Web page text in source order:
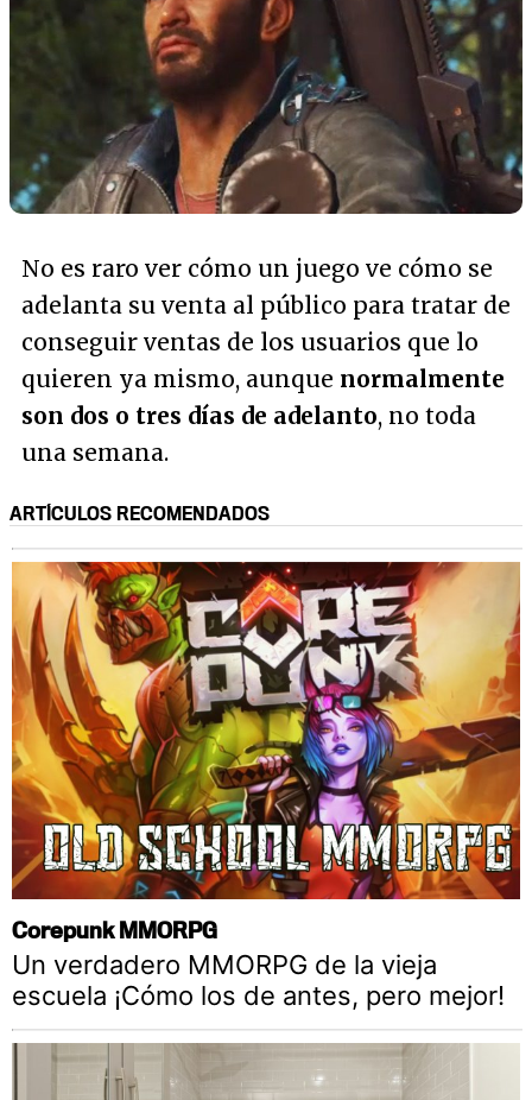
No es raro ver cómo un juego ve cómo se
adelanta su venta al público para tratar de
conseguir ventas de los usuarios que lo
quieren ya mismo, aunque normalmente
son dos o tres días de adelanto, no toda
una semana.
ARTÍCULOS RECOMENDADOS
Corepunk MMORPG
Un verdadero MMORPG de la vieja
escuela ¡Cómo los de antes, pero mejor!